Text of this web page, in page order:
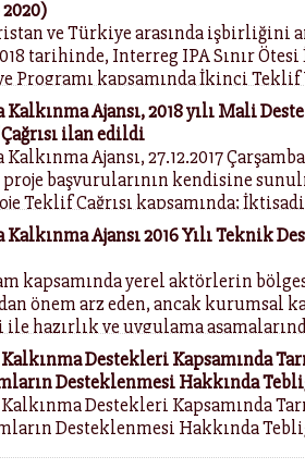
2020)
ve Türkiye arasında işbirliğini
tarihinde, Interreg IPA Sınır
Programı kapsamında İkinci Teklif
Kalkınma Ajansı, 2018 yılı Mali
ilan edildi
Kalkınma Ajansı, 27.12.2017
başvurularının kendisine
Teklif Çağrısı kapsamında;
Programı ve Küçük Ölçekli Altyapı
ilan etmiştir. Program
TL kaynağın kullandırılması
Kalkınma Ajansı 2016 Yılı Teknik
kapsamında yerel aktörlerin
önem arz eden, ancak kurumsal
ile hazırlık ve uygulama
çalışmalarına destek
Destekleri Kapsamında
Desteklenmesi Hakkında
Destekleri Kapsamında
Desteklenmesi Hakkında